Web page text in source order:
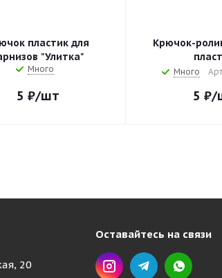
пластик для
"Улитка"
Много
5 ₽/шт
Крючок-
Много
5 ₽/
20
Оставайтесь на связи